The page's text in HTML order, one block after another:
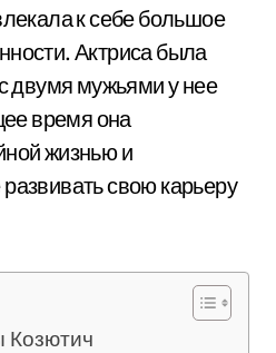
к себе большое
Актриса была
двумя мужьями у нее
время она
жизнью и
свою карьеру
Козютич